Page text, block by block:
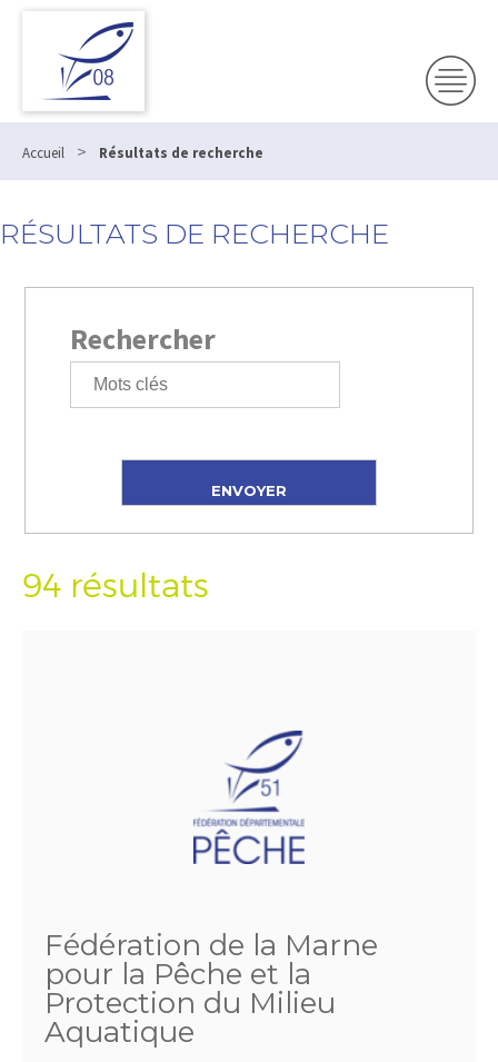
Accueil > Résultats de recherche
RÉSULTATS DE RECHERCHE
Rechercher
94 résultats
Fédération de la Marne
pour la Pêche et la
Protection du Milieu
Aquatique